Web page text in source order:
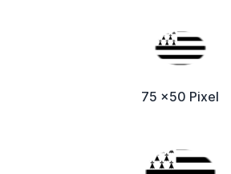
75 x50 Pixel